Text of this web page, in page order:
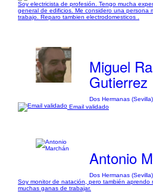
Soy electricista de profesión. Tengo mucha
general de edificios. Me considero una persona
trabajo. Reparo tambien electrodomesticos .
Miguel
Gutierrez
Dos Hermanas
Email validado
Antonio
Dos Hermanas
Soy monitor de natación, pero también aprendo
muchas ganas de trabajar.